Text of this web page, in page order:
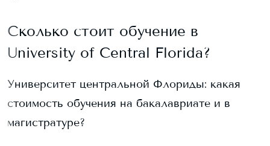
Сколько стоит обучение в
University of Central Florida?
Университет центральной Флориды: какая
стоимость обучения на бакалавриате и в
магистратуре?